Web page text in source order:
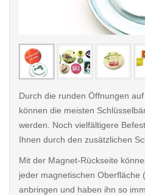
< /picture>
Durch die runden Öffnungen
können die meisten
werden. Noch vielfältigere
Ihnen durch den zusätzlichen
Mit der Magnet-Rückseite
jeder magnetischen Oberfläche
anbringen und haben ihn so